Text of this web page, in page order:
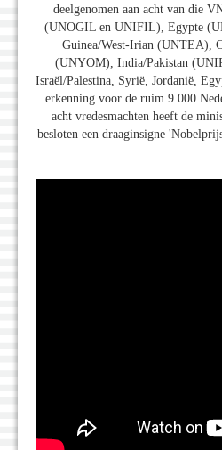
deelgenomen aan acht van die
(UNOGIL en UNIFIL), Egypte
Guinea/West-Irian (UNTEA),
(UNYOM), India/Pakistan
Israël/Palestina, Syrië, Jordanië,
erkenning voor de ruim 9.000
acht vredesmachten heeft de
besloten een draaginsigne